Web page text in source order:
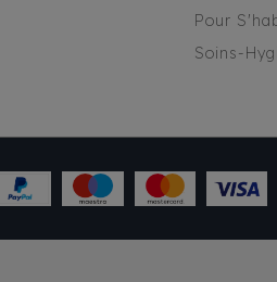
Pour
Soins-